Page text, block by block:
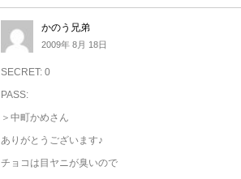
かのう兄弟
2009年 8月 18日
SECRET: 0
PASS:
＞中町かめさん
ありがとうございます♪
チョコは目ヤニが臭いので